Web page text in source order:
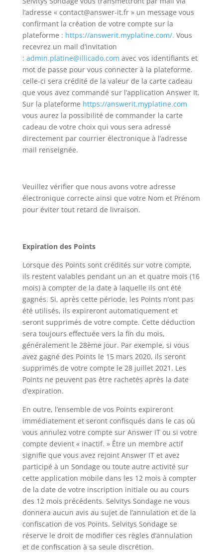
l’adresse « contact@answer-it.fr » un message vous
confirmant la création de votre compte sur la
plateforme : https://answerit.myplatine.com/. Vous
recevrez un mail d’invitation
: admin.platine@illicado.com avec vos identifiants et
mot de passe pour vous connecter à la plateforme.
celle-ci sera crédité de la valeur de la carte cadeau
que vous avez commandé sur l’application Answer It.
Sur la plateforme https://answerit.myplatine.com
vous aurez la possibilité de commander la carte
cadeau de votre choix qui vous sera adressé
directement par courrier électronique à l’adresse
mail renseignée.
Veuillez vérifier que nous avons votre adresse
électronique correcte ainsi que votre Nom et Prénom
pour éviter tout retard de livraison.
Expiration des Points
Lorsque des Points sont crédités sur votre compte,
ils restent valables pendant un an et quatre mois (16
mois) à compter de la date à laquelle ils ont été
gagnés. Si, après cette période, les Points n’ont pas
été utilisés, ils expireront automatiquement et
seront supprimés de votre compte. Cette déduction
sera toujours effectuée vers la fin du mois,
généralement le 28ème jour. Par exemple, si vous
avez gagné des Points le 15 mars 2020, ils seront
supprimés de votre compte le 28 juillet 2021. Les
Points ne peuvent pas être rachetés après la date
d’expiration.
En outre, l’ensemble de vos Points expireront
immédiatement et seront confisqués dans le cas où
vous annulez votre compte sur Answer IT ou si votre
compte devient « inactif. » Être un membre actif
signifie que vous avez rejoint Answer IT et avez
participé à un Sondage ou toute autre activité sur
cette application mobile dans les 12 mois à compter
de la date de votre inscription initiale ou au cours
des 12 mois précédents. Selvitys Sondage ne vous
donnera aucun avis au sujet de l’annulation et de la
confiscation de vos Points. Selvitys Sondage se
réserve le droit de modifier ces règles d’annulation
et de confiscation à sa seule discrétion.